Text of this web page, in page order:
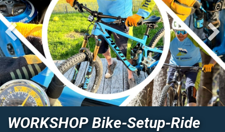
WORKSHOP Bike-Setup-Ride